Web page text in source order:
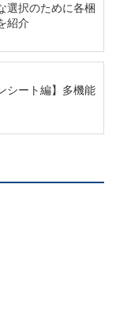
選択のために各梱
紹介
シート編】多機能